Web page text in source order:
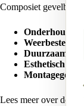
Composiet
Weerbestendig:
Duurzaam:
Esthetisch:
Montagegemak:
Lees meer over de